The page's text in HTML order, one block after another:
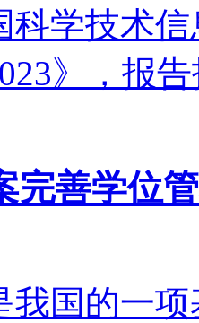
科学技术
》，报
完善学位
我国的一